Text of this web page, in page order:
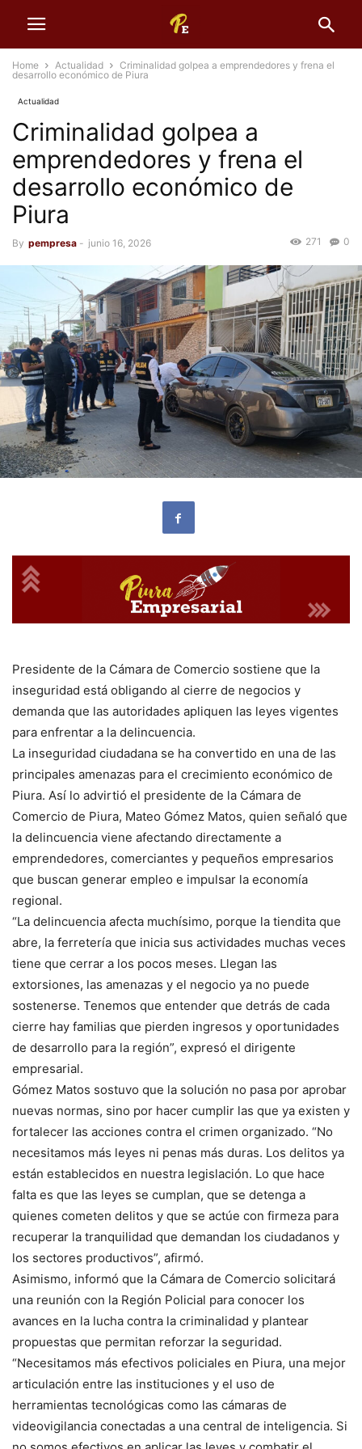
Home Actualidad
Criminalidad golpea a emprendedores y frena el
desarrollo económico de Piura
Actualidad
Criminalidad golpea a
emprendedores y frena el
desarrollo económico de
Piura
By pempresa - junio 16, 2026 0
271
Presidente de la Cámara de Comercio sostiene que la
inseguridad está obligando al cierre de negocios y
demanda que las autoridades apliquen las leyes vigentes
para enfrentar a la delincuencia.
La inseguridad ciudadana se ha convertido en una de las
principales amenazas para el crecimiento económico de
Piura. Así lo advirtió el presidente de la Cámara de
Comercio de Piura, Mateo Gómez Matos, quien señaló que
la delincuencia viene afectando directamente a
emprendedores, comerciantes y pequeños empresarios
que buscan generar empleo e impulsar la economía
regional.
“La delincuencia afecta muchísimo, porque la tiendita que
abre, la ferretería que inicia sus actividades muchas veces
tiene que cerrar a los pocos meses. Llegan las
extorsiones, las amenazas y el negocio ya no puede
sostenerse. Tenemos que entender que detrás de cada
cierre hay familias que pierden ingresos y oportunidades
de desarrollo para la región”, expresó el dirigente
empresarial.
Gómez Matos sostuvo que la solución no pasa por aprobar
nuevas normas, sino por hacer cumplir las que ya existen y
fortalecer las acciones contra el crimen organizado. “No
necesitamos más leyes ni penas más duras. Los delitos ya
están establecidos en nuestra legislación. Lo que hace
falta es que las leyes se cumplan, que se detenga a
quienes cometen delitos y que se actúe con firmeza para
recuperar la tranquilidad que demandan los ciudadanos y
los sectores productivos”, afirmó.
Asimismo, informó que la Cámara de Comercio solicitará
una reunión con la Región Policial para conocer los
avances en la lucha contra la criminalidad y plantear
propuestas que permitan reforzar la seguridad.
“Necesitamos más efectivos policiales en Piura, una mejor
articulación entre las instituciones y el uso de
herramientas tecnológicas como las cámaras de
videovigilancia conectadas a una central de inteligencia. Si